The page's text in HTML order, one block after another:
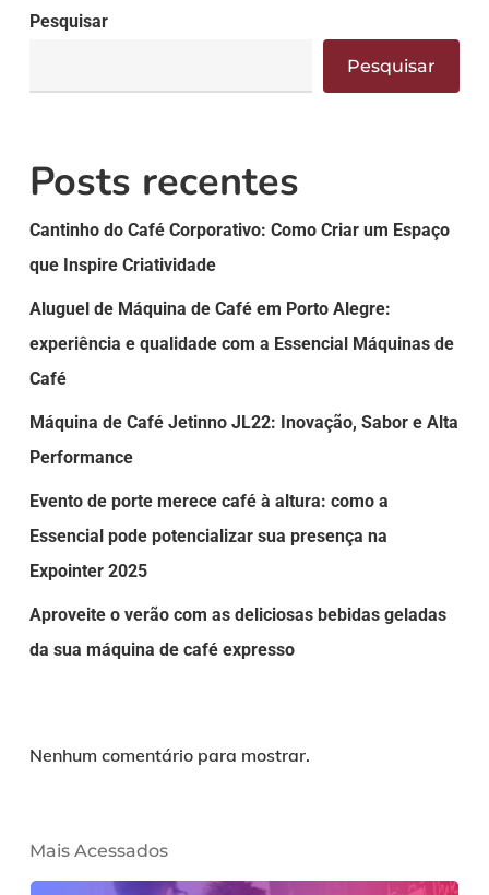
Pesquisar
Pesquisar
Posts recentes
Cantinho do Café Corporativo: Como Criar um Espaço
que Inspire Criatividade
Aluguel de Máquina de Café em Porto Alegre:
experiência e qualidade com a Essencial Máquinas de
Café
Máquina de Café Jetinno JL22: Inovação, Sabor e Alta
Performance
Evento de porte merece café à altura: como a
Essencial pode potencializar sua presença na
Expointer 2025
Aproveite o verão com as deliciosas bebidas geladas
da sua máquina de café expresso
Nenhum comentário para mostrar.
Mais Acessados